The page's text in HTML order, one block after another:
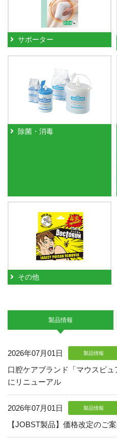
サポーター
除菌・消毒
その他
製品情報
2026年07月01日 製品情報
口腔ケアブランド「マウスピ
にリニューアル
2026年07月01日 製品情報
【JOBST製品】価格改定のご